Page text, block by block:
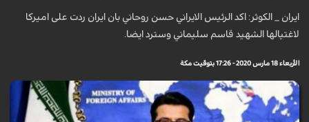
ايران _ الكوثر: اكد الرئيس الايراني حسن روحاني بان ايران ردت على اميركا
لاغتيالها الشهيد قاسم سليماني وسترد ایضا.
الأربعاء 18 مارس 2020 - 17:26 بتوقيت مكة